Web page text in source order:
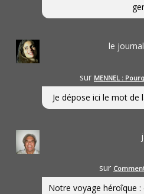
le
sur MENNEL :
Je dépose ici le mot de
sur
Notre voyage héroîque